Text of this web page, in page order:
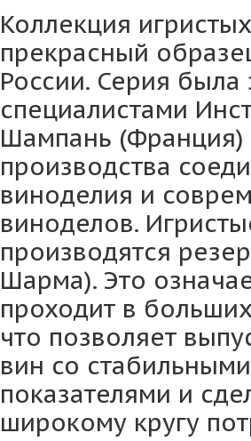
Коллекция
прекрасный
России. Серия
специалистами
Шампань (Франция)
производства
виноделия и
виноделов.
производятся
Шарма). Это
проходит в
что позволяет
вин со
показателями и
широкому кругу